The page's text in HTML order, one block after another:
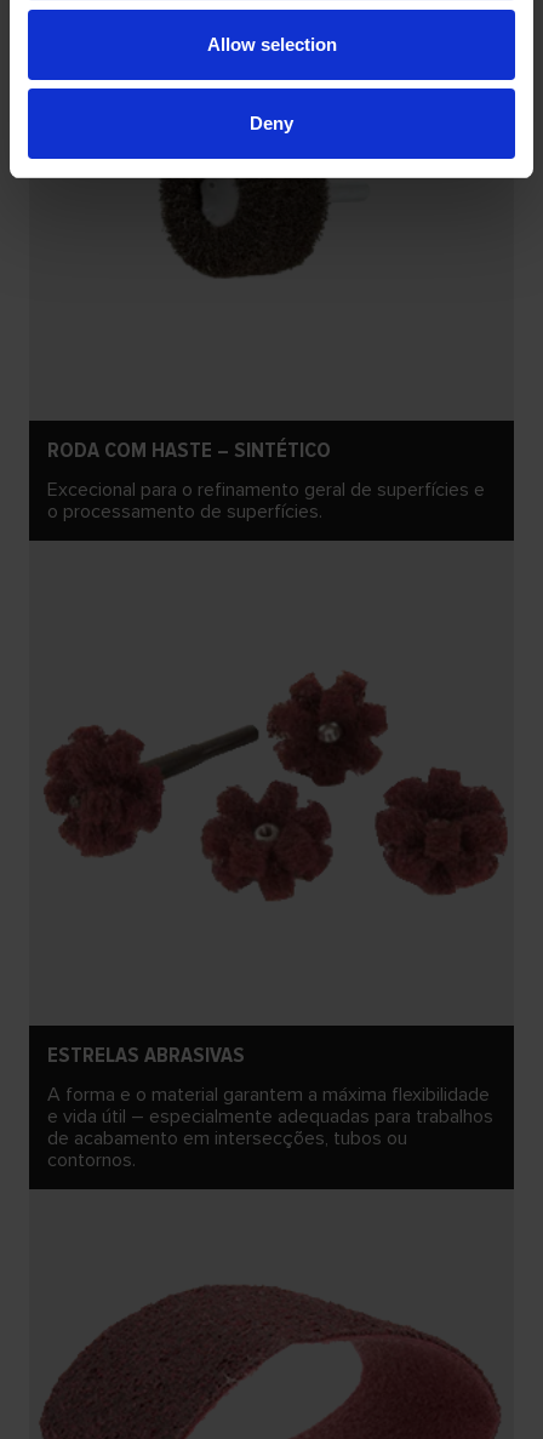
Allow selection
Deny
RODA COM HASTE – SINTÉTICO
Excecional para o refinamento geral de superfícies e
o processamento de superfícies.
ESTRELAS ABRASIVAS
A forma e o material garantem a máxima flexibilidade
e vida útil – especialmente adequadas para trabalhos
de acabamento em intersecções, tubos ou
contornos.